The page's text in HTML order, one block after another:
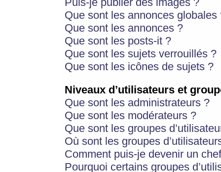
Que sont les annonces globales
Que sont les annonces ?
Que sont les posts-it ?
Que sont les sujets verrouillés ?
Que sont les icônes de sujets ?
Niveaux d’utilisateurs et
Que sont les administrateurs ?
Que sont les modérateurs ?
Que sont les groupes
Où sont les groupes
Comment puis-je devenir un
Pourquoi certains groupes